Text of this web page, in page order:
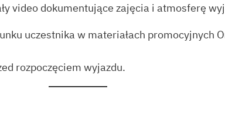
video dokumentujące zajęcia i atmosferę
uczestnika w materiałach
rozpoczęciem wyjazdu.